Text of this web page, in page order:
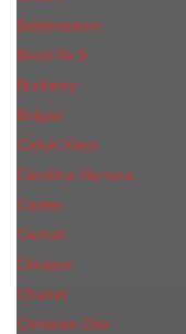
Baldessarini
Bond № 9
Burberry
Bvlgari
Calvin Klein
Carolina Herrera
Cartier
Cerruti
Сliniquе
Chanel
Christian Dior